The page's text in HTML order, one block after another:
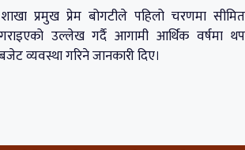
प्रमुख प्रेम बोगटीले पहिलो चरणमा सीमित
गराइएको उल्लेख गर्दै आगामी आर्थिक वर्षमा थप
व्यवस्था गरिने जानकारी दिए।